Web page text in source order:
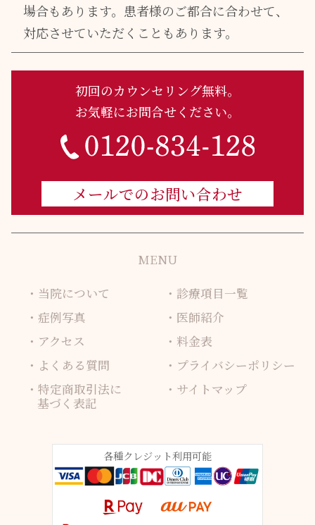
場合もあります。 患者様のご都合に合わせて、
対応させていただくこともあります。
初回のカウンセリング無料。
お気軽にお問合せください。
メールでのお問い合わせ
MENU
当院について
診療項目一覧
症例写真
医師紹介
アクセス
料金表
よくある質問
プライバシーポリシー
特定商取引法に
基づく表記
サイトマップ
各種クレジット利用可能